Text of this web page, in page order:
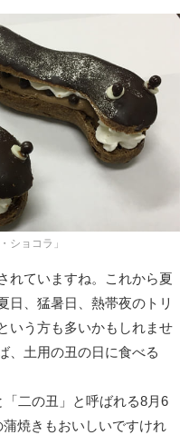
ショコラ」
れていますね。これから夏
日、猛暑日、熱帯夜のトリ
いう方も多いかもしれませ
、土用の丑の日に食べる
二の丑」と呼ばれる8月6
焼きもおいしいですけれ